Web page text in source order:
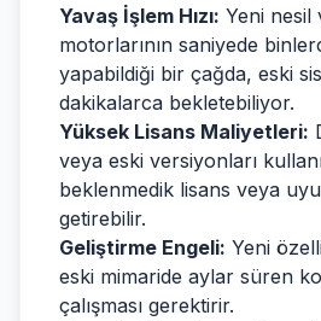
Yavaş İşlem Hızı: Yeni nesil
motorlarının saniyede
yapabildiği bir çağda, eski
dakikalarca bekletebiliyor.
Yüksek Lisans Maliyetleri:
veya eski versiyonları
beklenmedik lisans veya
getirebilir.
Geliştirme Engeli: Yeni
eski mimaride aylar süren
çalışması gerektirir.